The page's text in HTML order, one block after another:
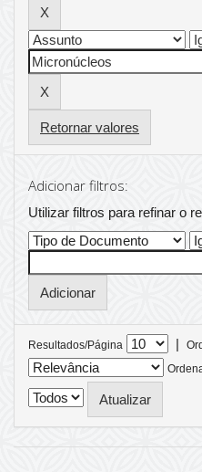
Retornar valores
Adicionar filtros:
Utilizar filtros para refinar o
Resultados/Página |